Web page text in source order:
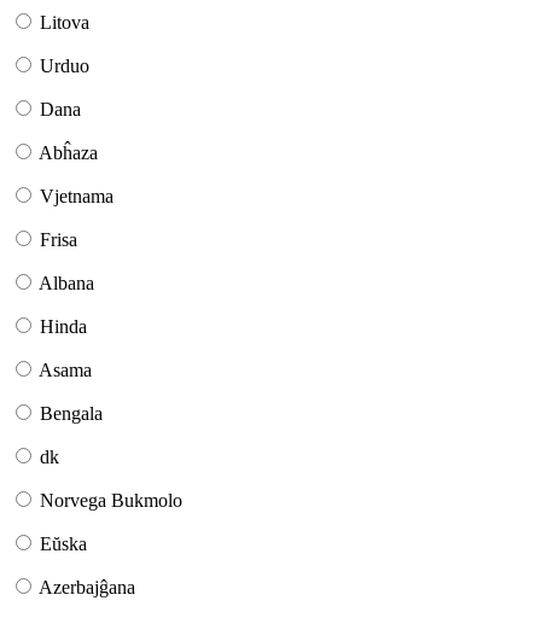
Litova
Urduo
Dana
Abĥaza
Vjetnama
Frisa
Albana
Hinda
Asama
Bengala
dk
Norvega Bukmolo
Eŭska
Azerbajĝana